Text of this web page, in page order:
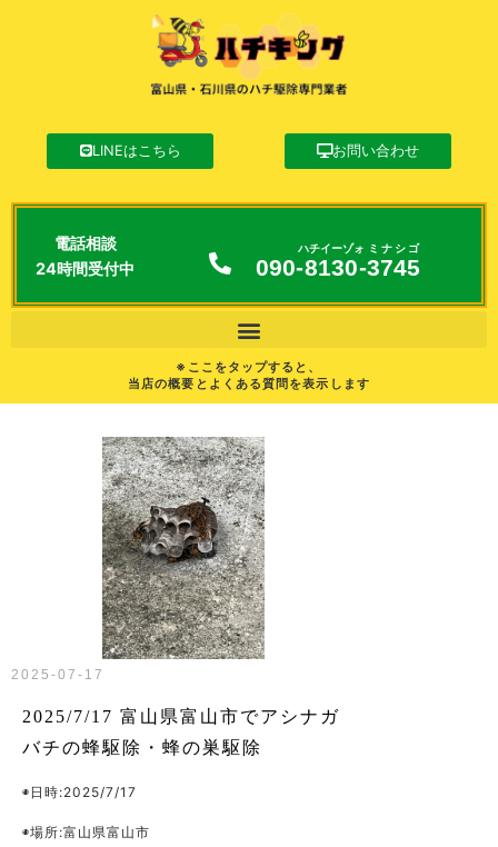
LINEはこちら お問い合わせ
電話相談
24時間受付中
090-8130
ハチイーゾォ
-3745
ミナシゴ
※ここをタップすると、
当店の概要とよくある質問を表示します
2025-07-17
2025/7/17 富山県富山市でアシナガ
バチの蜂駆除・蜂の巣駆除
◉日時:2025/7/17
◉場所:富山県富山市